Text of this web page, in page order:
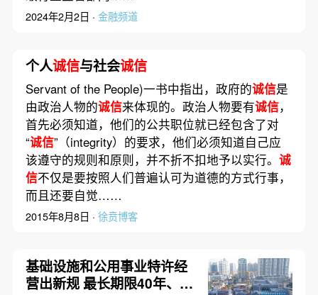
2024年2月2日 · 金融频道
个人诚信与社会诚信
Servant of the People)一书中指出，政府的诚信是
由政治人物的诚信来体现的。政治人物要有诚信，
首先必须知道，他们的公共职位就已经包含了对
“诚信”（integrity）的要求，他们必须知道自己应
该遵守的规则和原则，并不折不扣地予以实行。 诚
信不仅是要按照人们普遍认可为道德的方式行事，
而且还要自觉……
2015年8月8日 · 徐贲博客
基础设施和公用事业特许经
营出新规 最长期限40年、鼓